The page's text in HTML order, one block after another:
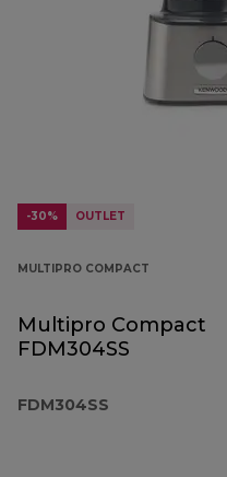
-30% OUTLET
MULTIPRO COMPACT
Multipro Compact
FDM304SS
FDM304SS